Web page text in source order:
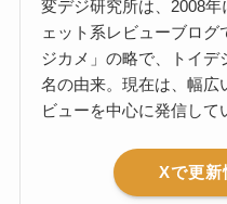
変デジ研究所は、2008
ェット系レビューブロ
ジカメ」の略で、トイ
名の由来。現在は、幅広
ビューを中心に発信して
Xで更新